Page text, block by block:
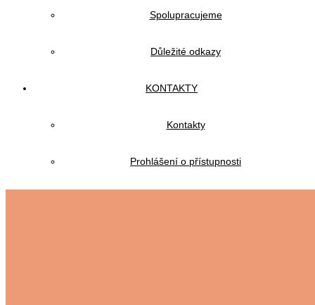
Spolupracujeme
Důležité odkazy
KONTAKTY
Kontakty
Prohlášení o přístupnosti